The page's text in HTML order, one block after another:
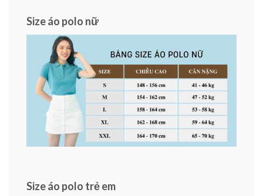
Size áo polo nữ
Size áo polo trẻ em